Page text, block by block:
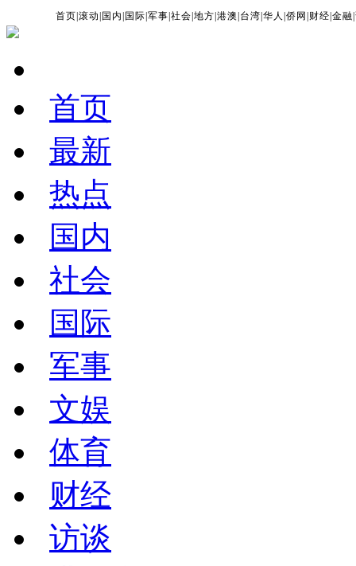
首页 |滚动 国内 国际 |军事 |社会 |地方 |港澳 台湾 |华人 |侨网 财经 |金融 |
首页
最新
热点
国内
社会
国际
军事
文娱
体育
财经
访谈